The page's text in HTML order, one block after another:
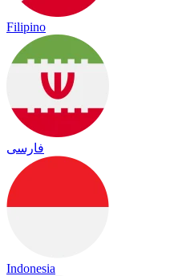
Filipino
فارسی
Indonesia